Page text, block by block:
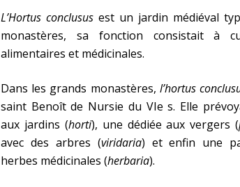
L’Hortus conclusus est un jardin médiéval
monastères, sa fonction consistait à
alimentaires et médicinales.
Dans les grands monastères, l’hortus
saint Benoît de Nursie du VIe s. Elle
aux jardins (horti), une dédiée aux vergers (
avec des arbres (viridaria) et enfin une
herbes médicinales (herbaria).